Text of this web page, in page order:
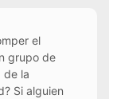
el
grupo de
de la
Si alguien